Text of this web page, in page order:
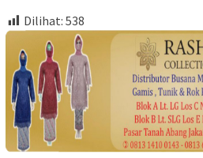
Dilihat: 538